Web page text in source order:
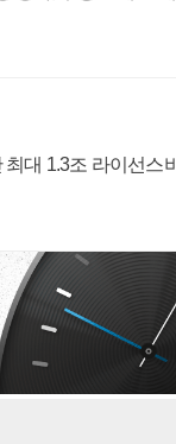
대 1.3조 라이선스비